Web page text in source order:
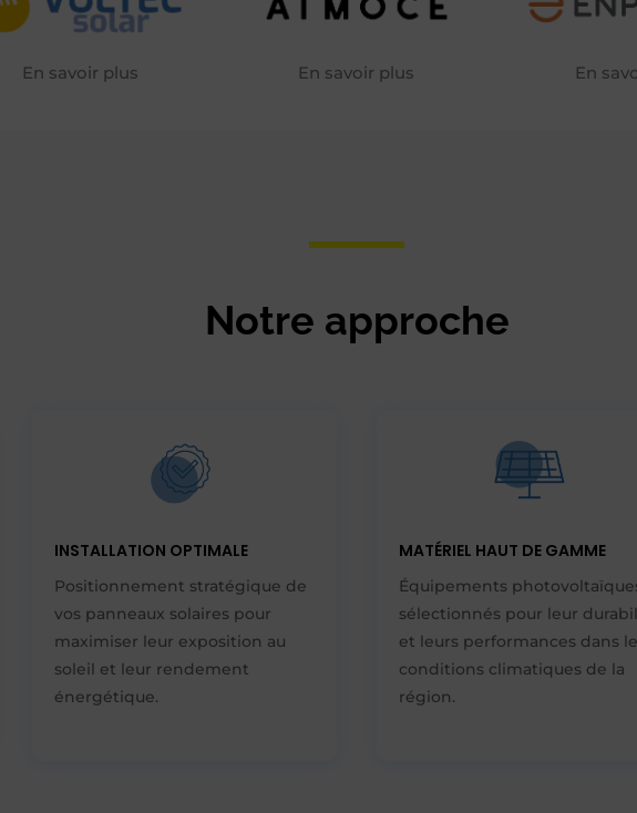
En savoir plus En savoir plus En
Notre approche
INSTALLATION OPTIMALE
Positionnement stratégique de
vos panneaux solaires pour
maximiser leur exposition au
soleil et leur rendement
énergétique.
MATÉRIEL HAUT DE GAMME
Équipements
sélectionnés pour leur
et leurs performances dans
conditions climatiques de la
région.